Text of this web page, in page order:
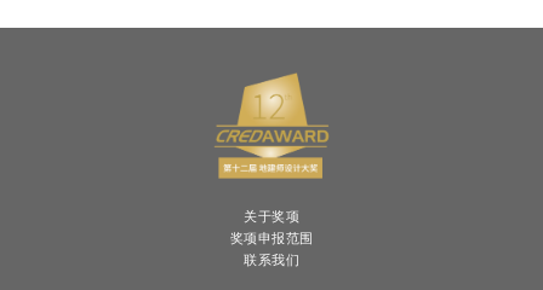
关于奖项
奖项申报范围
联系我们